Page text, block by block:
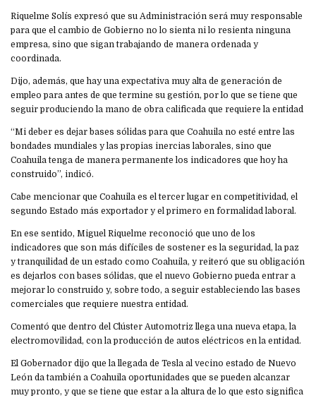
Riquelme Solís expresó que su Administración será muy responsable
para que el cambio de Gobierno no lo sienta ni lo resienta ninguna
empresa, sino que sigan trabajando de manera ordenada y
coordinada.
Dijo, además, que hay una expectativa muy alta de generación de
empleo para antes de que termine su gestión, por lo que se tiene que
seguir produciendo la mano de obra calificada que requiere la entidad
“Mi deber es dejar bases sólidas para que Coahuila no esté entre las
bondades mundiales y las propias inercias laborales, sino que
Coahuila tenga de manera permanente los indicadores que hoy ha
construido”, indicó.
Cabe mencionar que Coahuila es el tercer lugar en competitividad, el
segundo Estado más exportador y el primero en formalidad laboral.
En ese sentido, Miguel Riquelme reconoció que uno de los
indicadores que son más difíciles de sostener es la seguridad, la paz
y tranquilidad de un estado como Coahuila, y reiteró que su obligación
es dejarlos con bases sólidas, que el nuevo Gobierno pueda entrar a
mejorar lo construido y, sobre todo, a seguir estableciendo las bases
comerciales que requiere nuestra entidad.
Comentó que dentro del Clúster Automotriz llega una nueva etapa, la
electromovilidad, con la producción de autos eléctricos en la entidad.
El Gobernador dijo que la llegada de Tesla al vecino estado de Nuevo
León da también a Coahuila oportunidades que se pueden alcanzar
muy pronto, y que se tiene que estar a la altura de lo que esto significa